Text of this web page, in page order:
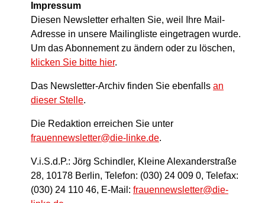
Impressum
Diesen Newsletter erhalten Sie, weil Ihre Mail-
Adresse in unsere Mailingliste eingetragen wurde.
Um das Abonnement zu ändern oder zu löschen,
klicken Sie bitte hier.
Das Newsletter-Archiv finden Sie ebenfalls an
dieser Stelle.
Die Redaktion erreichen Sie unter
frauennewsletter@die-linke.de.
V.i.S.d.P.: Jörg Schindler, Kleine Alexanderstraße
28, 10178 Berlin, Telefon: (030) 24 009 0, Telefax:
(030) 24 110 46, E-Mail: frauennewsletter@die-